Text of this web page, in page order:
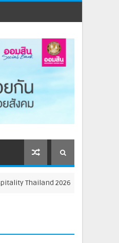
เชื่อม 4 งานใหญ่ สร้างโอกาสธุรกิ